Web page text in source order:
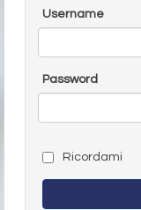
Username
Password
Ricordami